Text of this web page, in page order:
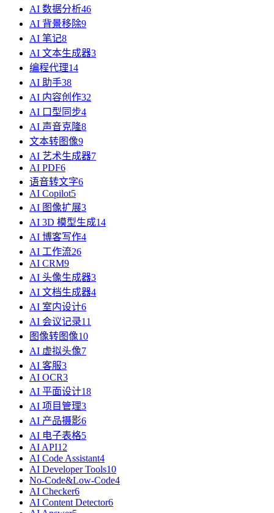
AI 数据分析46
AI 背景移除9
AI 笔记8
AI 文本生成器3
编程代理14
AI 助手38
AI 内容创作32
AI 口型同步4
AI 声音克隆8
文本转图像9
AI 艺术生成器7
AI PDF6
语音转文字6
AI Copilot5
AI 图像扩展3
AI 3D 模型生成14
AI 博客写作4
AI 工作流26
AI CRM9
AI 头像生成器3
AI 文档生成器4
AI 室内设计6
AI 会议记录11
图像转图像10
AI 虚拟头像7
AI 客服3
AI OCR3
AI 平面设计18
AI 项目管理3
AI 产品摄影6
AI 电子表格5
AI API12
AI Code Assistant4
AI Developer Tools10
No-Code&Low-Code4
AI Checker6
AI Content Detector6